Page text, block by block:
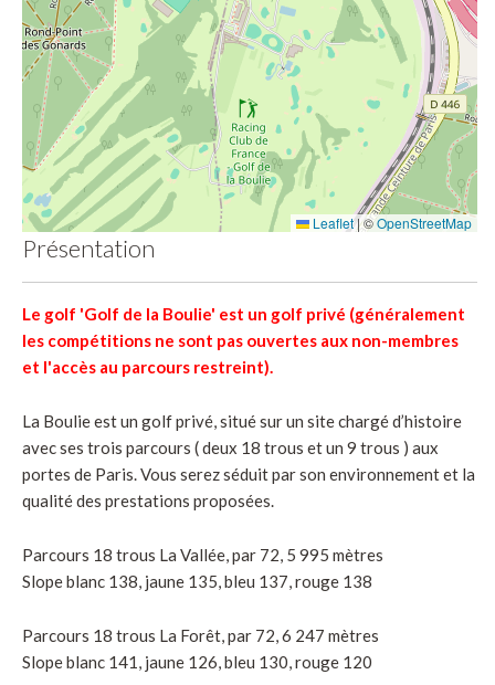
Leaflet|©OpenStreetMap
Présentation
Le golf 'Golf de la Boulie' est un golf privé (généralement
les compétitions ne sont pas ouvertes aux non-membres
et l'accès au parcours restreint).
La Boulie est un golf privé, situé sur un site chargé d’histoire
avec ses trois parcours ( deux 18 trous et un 9 trous ) aux
portes de Paris. Vous serez séduit par son environnement et la
qualité des prestations proposées.
Parcours 18 trous La Vallée, par 72, 5 995 mètres
Slope blanc 138, jaune 135, bleu 137, rouge 138
Parcours 18 trous La Forêt, par 72, 6 247 mètres
Slope blanc 141, jaune 126, bleu 130, rouge 120